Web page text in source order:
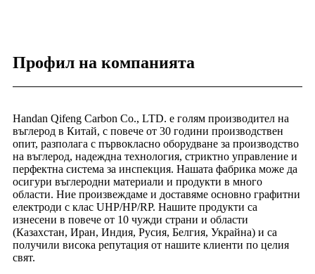
Профил на компанията
Handan Qifeng Carbon Co., LTD. е голям производител на
въглерод в Китай, с повече от 30 години производствен
опит, разполага с първокласно оборудване за производство
на въглерод, надеждна технология, стриктно управление и
перфектна система за инспекция. Нашата фабрика може да
осигури въглеродни материали и продукти в много
области. Ние произвеждаме и доставяме основно графитни
електроди с клас UHP/HP/RP. Нашите продукти са
изнесени в повече от 10 чужди страни и области
(Казахстан, Иран, Индия, Русия, Белгия, Украйна) и са
получили висока репутация от нашите клиенти по целия
свят.